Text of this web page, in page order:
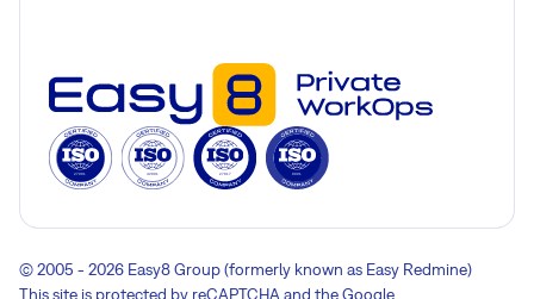
© 2005 - 2026 Easy8 Group (formerly known as Easy Redmine)
This site is protected by reCAPTCHA and the Google